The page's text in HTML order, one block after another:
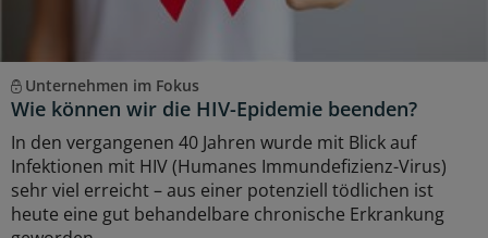
Unternehmen im Fokus
Wie können wir die HIV-Epidemie beenden?
In den vergangenen 40 Jahren wurde mit Blick auf
Infektionen mit HIV (Humanes Immundefizienz-Virus)
sehr viel erreicht – aus einer potenziell tödlichen ist
heute eine gut behandelbare chronische Erkrankung